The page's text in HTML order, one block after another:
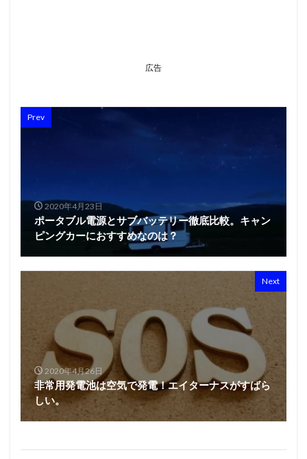
広告
Prev
2020年4月23日
ポータブル電源とサブバッテリー徹底比較。キャン
ピングカーにおすすめなのは？
Next
2020年4月26日
非常用発電池は空気で発電！エイターナスがすばら
しい。